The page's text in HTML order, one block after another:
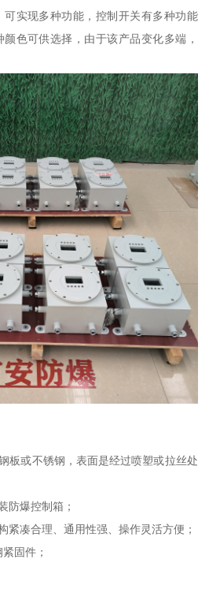
实现多种功能，控制开关有多种功能
色可供选择，由于该产品变化多端，
板或不锈钢，表面是经过喷塑或拉丝处
防爆控制箱；
紧凑合理、通用性强、操作灵活方便；
固件；